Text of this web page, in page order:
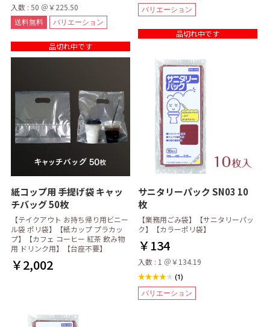
入数 : 50 ＠￥225.50
送料無料 バリエーション
品切れ中です
バリエーション
品切れ中です
紙コップ用 手提げ袋 キャッ
チバッグ 50枚
【テイクアウト お持ち帰り用ビニー
ル袋 ポリ袋】【紙カップ プラカッ
プ】【カフェ コーヒー 紅茶 飲み物
用 ドリンク用】【台座不要】
￥2,002
サニタリーパック SN03 10
枚
【業務用ごみ袋】【サニタリーパッ
ク】【カラーポリ袋】
￥134
入数 : 1 ＠￥134.19
(1)
バリエーション